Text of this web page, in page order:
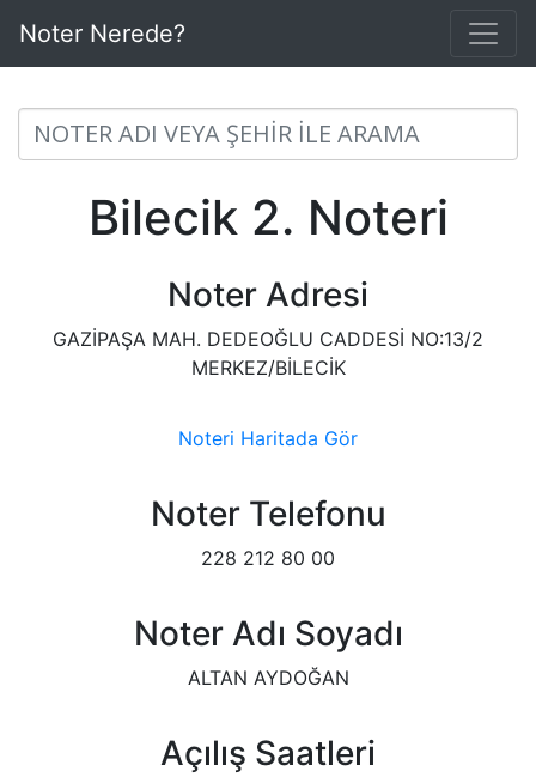
Noter Nerede?
Bilecik 2. Noteri
Noter Adresi
GAZİPAŞA MAH. DEDEOĞLU CADDESİ NO:13/2
MERKEZ/BİLECİK
Noteri Haritada Gör
Noter Telefonu
228 212 80 00
Noter Adı Soyadı
ALTAN AYDOĞAN
Açılış Saatleri